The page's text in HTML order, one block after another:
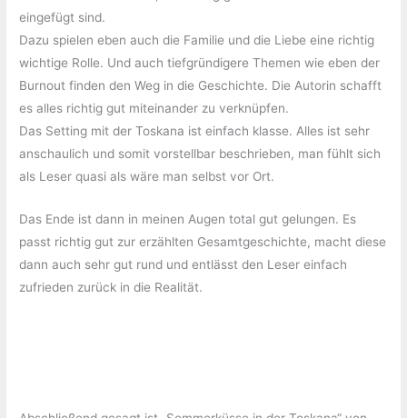
eingefügt sind.
Dazu spielen eben auch die Familie und die Liebe eine richtig
wichtige Rolle. Und auch tiefgründigere Themen wie eben der
Burnout finden den Weg in die Geschichte. Die Autorin schafft
es alles richtig gut miteinander zu verknüpfen.
Das Setting mit der Toskana ist einfach klasse. Alles ist sehr
anschaulich und somit vorstellbar beschrieben, man fühlt sich
als Leser quasi als wäre man selbst vor Ort.
Das Ende ist dann in meinen Augen total gut gelungen. Es
passt richtig gut zur erzählten Gesamtgeschichte, macht diese
dann auch sehr gut rund und entlässt den Leser einfach
zufrieden zurück in die Realität.